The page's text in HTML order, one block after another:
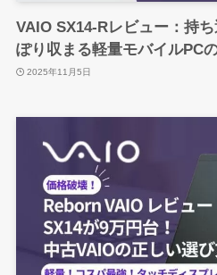
VAIO SX14-Rレビュー：持
ぽり収まる軽量モバイルPC
2025年11月5日